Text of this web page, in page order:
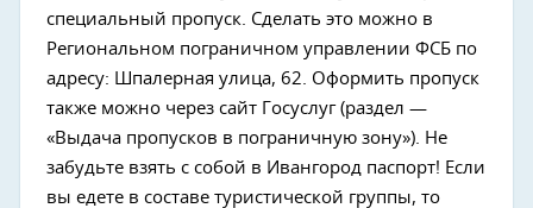
специальный пропуск. Сделать это можно в
Региональном пограничном управлении ФСБ по
адресу: Шпалерная улица, 62. Оформить пропуск
также можно через сайт Госуслуг (раздел —
«Выдача пропусков в пограничную зону»). Не
забудьте взять с собой в Ивангород паспорт! Если
вы едете в составе туристической группы, то